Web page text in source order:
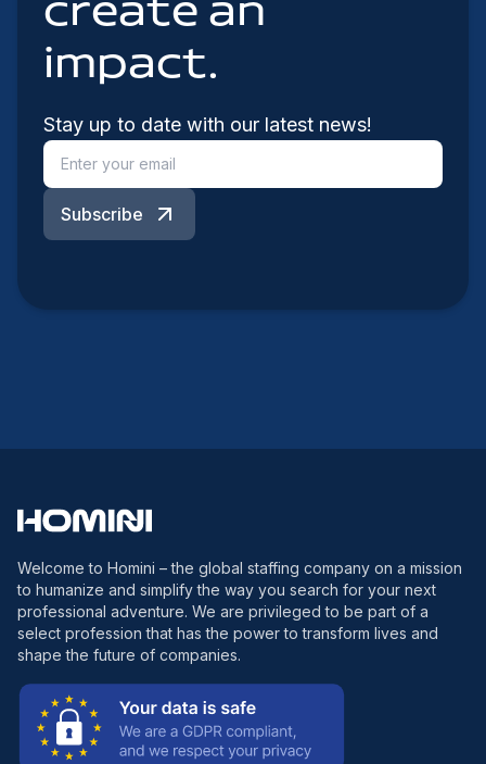
create an
impact.
Stay up to date with our latest news!
Subscribe
Welcome to Homini – the global staffing company on a mission
to humanize and simplify the way you search for your next
professional adventure. We are privileged to be part of a
select profession that has the power to transform lives and
shape the future of companies.